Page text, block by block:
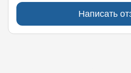
Написать